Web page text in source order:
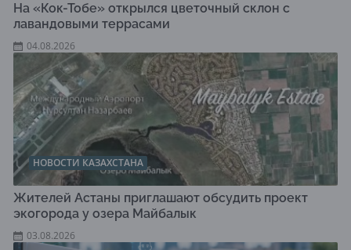
На «Кок-Тобе» открылся цветочный склон с
лавандовыми террасами
04.08.2026
НОВОСТИ КАЗАХСТАНА
Жителей Астаны приглашают обсудить проект
экогорода у озера Майбалык
03.08.2026